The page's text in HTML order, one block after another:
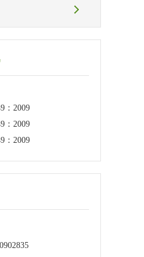
：2009
：2009
：2009